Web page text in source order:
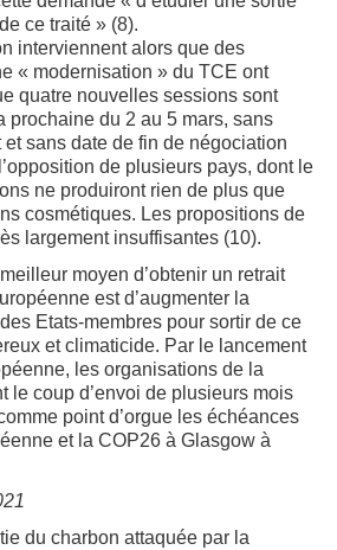
ce traité » (8).
interviennent alors que des
« modernisation » du TCE ont
quatre nouvelles sessions sont
prochaine du 2 au 5 mars, sans
sans date de fin de négociation
de plusieurs pays, dont le
ne produiront rien de plus que
cosmétiques. Les propositions de
largement insuffisantes (10).
moyen d’obtenir un retrait
est d’augmenter la
Etats-membres pour sortir de ce
et climaticide. Par le lancement
les organisations de la
le coup d’envoi de plusieurs mois
point d’orgue les échéances
et la COP26 à Glasgow à
du charbon attaquée par la